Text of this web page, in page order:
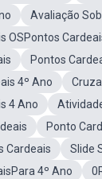
Avaliação
OSPontos
Pontos
4º Ano
4 Ano
Ponto
Cardeais
Slide
4º Ano